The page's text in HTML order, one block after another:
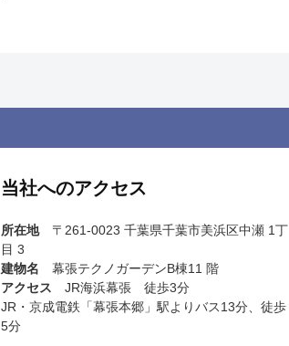
当社へのアクセス
所在地〒261-0023 千葉県千葉市美浜区中瀬 1丁
目 3
建物名 幕張テクノガーデンB棟11 階
アクセス JR海浜幕張 徒歩3分
JR・京成電鉄「幕張本郷」駅よりバス13分、徒歩
5分